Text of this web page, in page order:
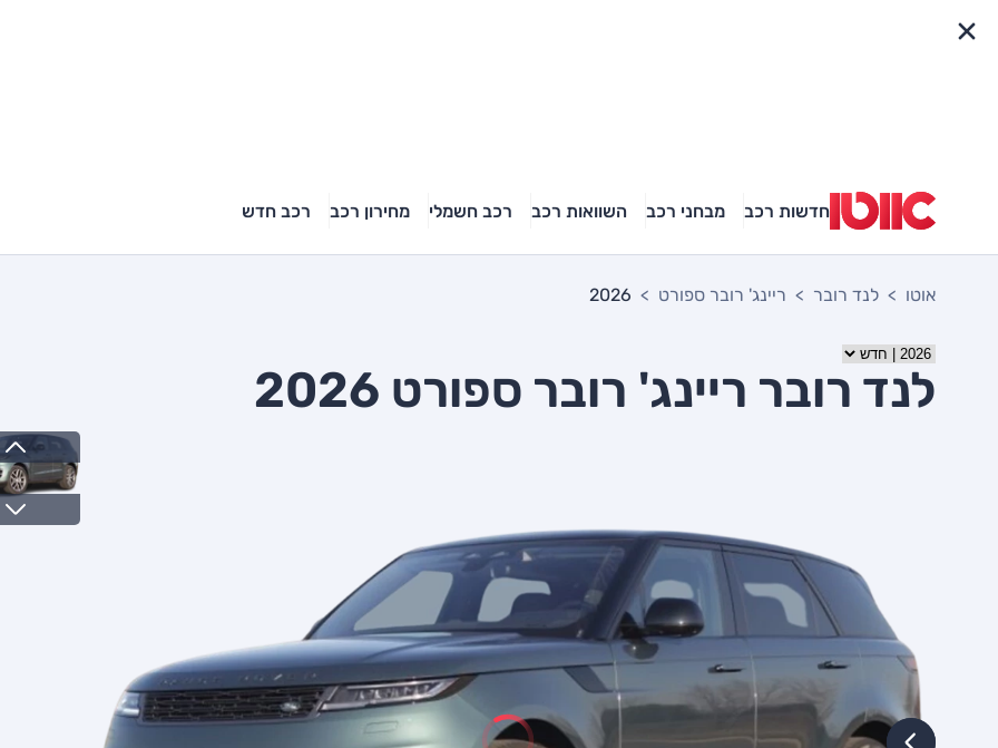
חדשות רכב מבחני רכב השוואות רכב רכב חשמלי מחירון רכב רכב חדש
אוטו לנד רובר ריינג' רובר ספורט 2026
לנד רובר ריינג' רובר ספורט 2026